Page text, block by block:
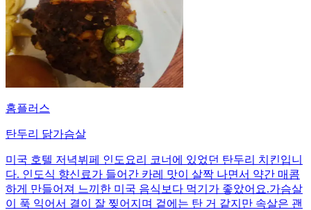
홈플러스
탄두리 닭가슴살
미국 호텔 저녁뷔페 인도요리 코너에 있었던 탄두리 치킨입니
다. 인도식 향신료가 들어간 카레 맛이 살짝 나면서 약간 매콤
하게 만들어져 느끼한 미국 음식보다 먹기가 좋았어요.가슴살
이 푹 익어서 결이 잘 찢어지며 겉에는 탄 거 같지만 속살은 괜